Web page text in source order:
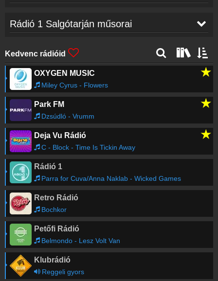
Games
Tonight (Clean Version)
06:32 Rádio 1-Balázsék
06:29 Rádió 1
06:23 Akcent / SERA / Misha Miller
06:21 Loi
Régebbi számok lekérése
Rádió 1 Salgótarján műsorai
Kedvenc rádióid
OXYGEN MUSIC ★
Miley Cyrus - Flowers
Park FM ★
Dzsúdló - Vrumm
Deja Vu Rádió ★
C - Block - Time Is Tickin Away
Rádió 1
Parra for Cuva/Anna Naklab - Wicked Games
Retro Rádió
Bochkor
Petőfi Rádió
Belmondo - Lesz Volt Van
Klubrádió
Reggeli gyors